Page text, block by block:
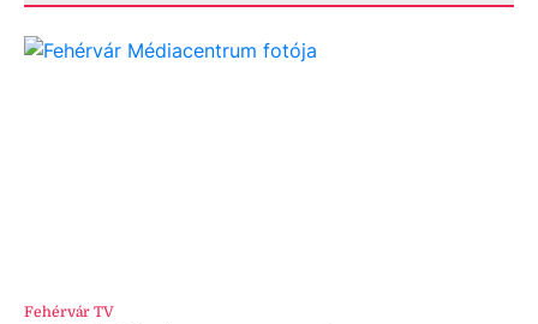
Fehérvár TV